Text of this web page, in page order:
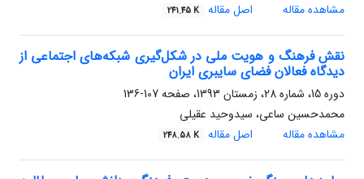
مشاهده مقاله
اصل مقاله 241.45 K
نقش فرهنگ و هویت ملی در شکل‌گیری شبکه‌های اجتماعی از
دیدگاه فعالان فضای سایبری ایران
دوره 15، شماره 28، زمستان 1393، صفحه
107-136
محمدحسین ساعی، سیدوحید عقیلی
مشاهده مقاله
اصل مقاله 248.58 K